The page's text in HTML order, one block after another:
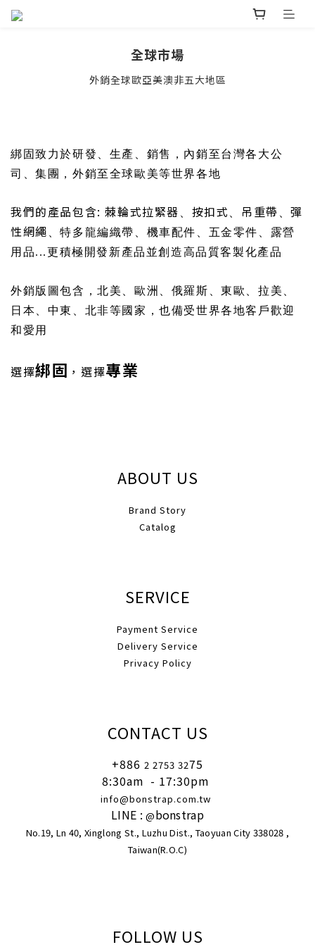
全球市場
外銷全球歐亞美澳非五大地區
綁固致力於研發 生產 銷售 ， 內銷至台灣各大公
司
、集團 ，外銷至全球歐美等世界各地
我們的產品包含: 棘輪式拉緊器 按扣式 吊重帶 、彈
性網繩
、特多龍編織帶、機車配件、五金零件、露營
用品...更積極開發新產品並創造高品質客製化產品
外銷版圖包含，北美 歐洲 俄羅斯 、東歐 、拉美
日本
中東 北非等國家 ，也備受世界各地客戶歡迎
和愛用
選擇綁固 ，選擇專業
ABOUT US
Brand Story
Catalog
SERVICE
Payment Service
Delivery Service
Privacy Policy
CONTACT US
+886 2 2753 3275
8:30am - 17:30pm
info@bonstrap.com.tw
LINE :@bonstrap
No.19, Ln 40, Xinglong St., Luzhu Dist., Taoyuan City 338028 ,
Taiwan(R.O.C)
FOLLOW US